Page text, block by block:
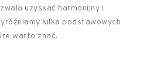
uzyskać harmonijny i
kilka podstawowych
warto znać: